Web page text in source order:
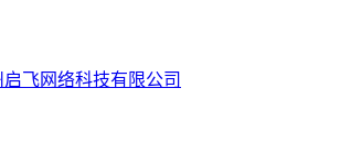
启飞网络科技有限公司